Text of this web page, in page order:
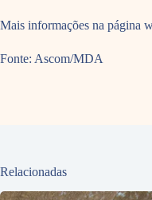
Mais informações na página
Fonte: Ascom/MDA
Relacionadas